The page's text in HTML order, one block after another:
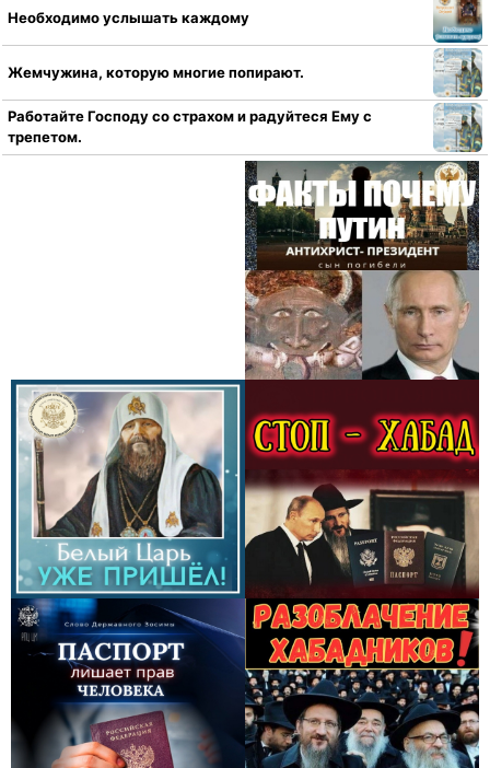
Необходимо услышать каждому
Жемчужина, которую многие попирают.
Работайте Господу со страхом и радуйтеся Ему с
трепетом.